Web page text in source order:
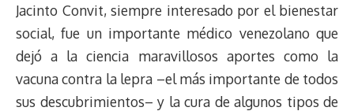
d
s
i
n
k
A
p
p
o
o
k
d
o
n
k
y
r
a
m
r
e
s
t
Jacinto Convit, siempre interesado por el bienestar
social, fue un importante médico venezolano que
dejó a la ciencia maravillosos aportes como la
vacuna contra la lepra –el más importante de todos
sus descubrimientos– y la cura de algunos tipos de